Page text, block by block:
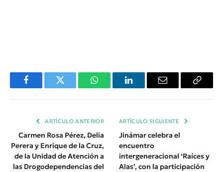
FacebookTwitter WhatsAppLinkedInEmail
Copiar
ARTÍCULO ANTERIOR
Carmen Rosa Pérez, Delia
Perera y Enrique de la Cruz,
de la Unidad de Atención a
las Drogodependencias del
ARTÍCULO SIGUIENTE
Jinámar celebra el
encuentro
intergeneracional ‘Raíces y
Alas’, con la participación